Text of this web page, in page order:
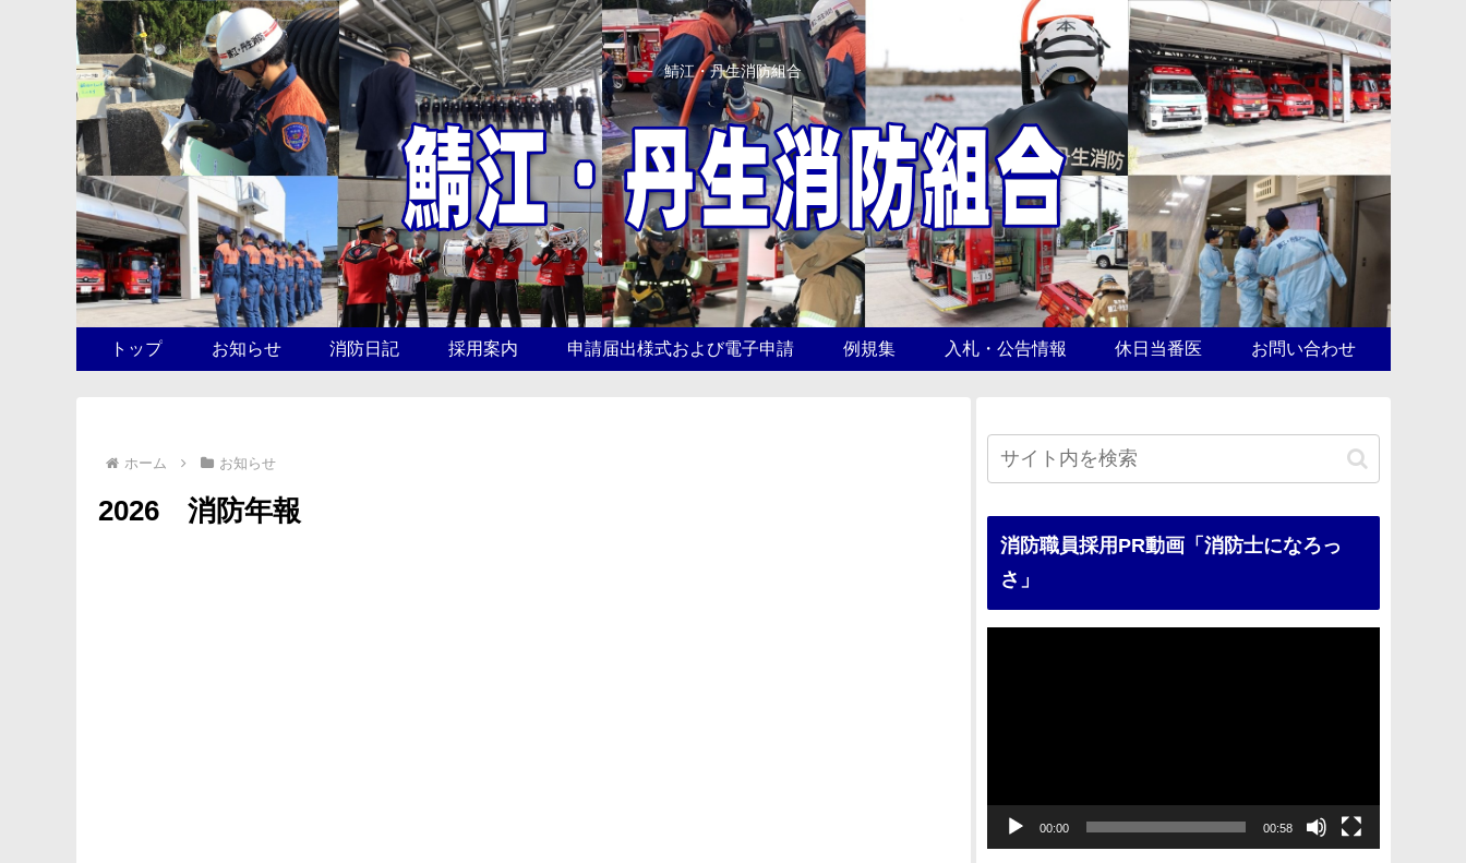
鯖江・丹生消防組合
トップ お知らせ 消防日記 採用案内 申請届出様式および電子申請 例規集 入札・公告情報 休日当番医 お問い合わせ
ホーム お知らせ
2026 消防年報
消防職員採用PR動画「消防士になろっ
さ」
00:00 00:58